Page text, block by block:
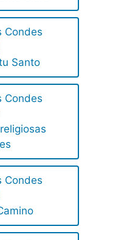
Condes
Santo
Condes
Condes